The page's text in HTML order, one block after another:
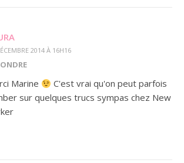
2014 À 16H16
Marine
C'est vrai qu'on peut parfois
sur quelques trucs sympas chez New